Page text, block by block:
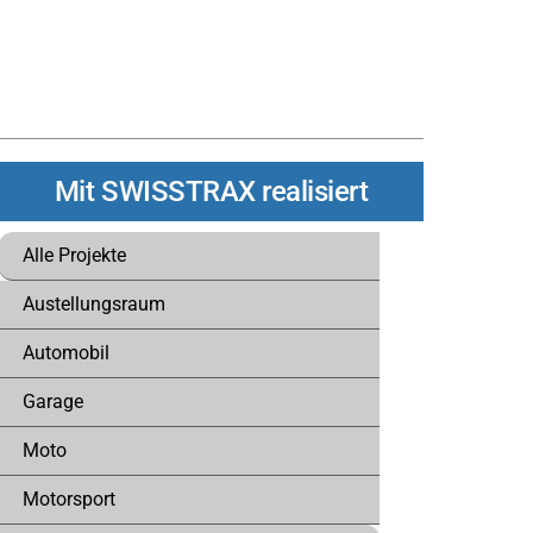
Mit SWISSTRAX realisiert
Alle Projekte
Austellungsraum
Automobil
Garage
Moto
Motorsport